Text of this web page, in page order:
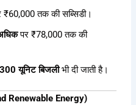
₹60,000 तक की सब्सिडी।
पर ₹78,000 तक की
यूनिट बिजलीभी दी जाती है।
Renewable Energy)